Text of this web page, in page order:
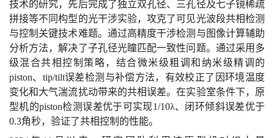
技术的研究，先后完成了独立双孔径、三孔径及七子镜稀疏
拼接等不同构型的光干涉实验，攻克了可见光波段共相检测
与控制关键技术难题。通过高精度干涉检测与图像计算辅助
分析方法，解决了子孔径光瞳匹配一致性问题。通过采用多
级混合共相控制策略，结合微米级粗调和纳米级精调的
piston、tip/tilt误差检测与补偿方法，有效校正了因环境温度
变化和大气湍流扰动带来的共相误差。在实验室条件下，原
型机的piston检测误差优于可实现1/10λ、闭环倾斜误差优于
0.3角秒，验证了共相控制的性能。